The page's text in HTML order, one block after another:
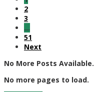
2
3
…
51
Next
No More Posts Available.
No more pages to load.